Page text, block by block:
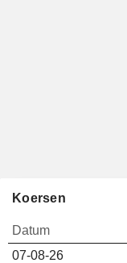
Koersen
Datum
07-08-26